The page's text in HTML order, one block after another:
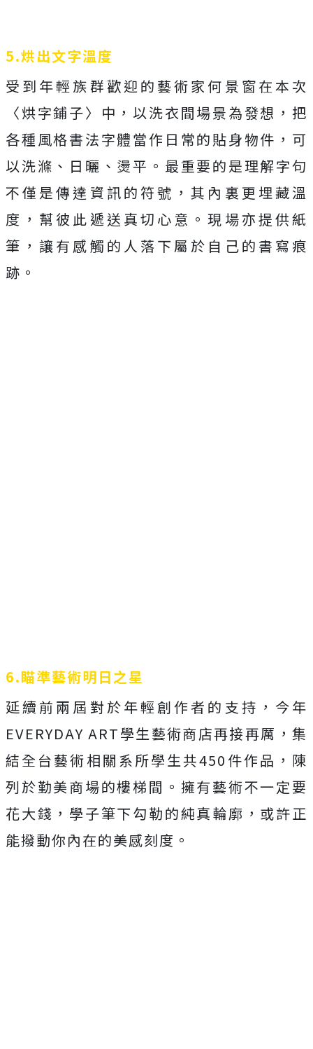
5.烘出文字溫度
受到年輕族群歡迎的藝術家何景窗在本次
〈烘字鋪子〉中，以洗衣間場景為發想，把
各種風格書法字體當作日常的貼身物件，可
以洗滌、日曬、燙平。最重要的是理解字句
不僅是傳達資訊的符號，其內裏更埋藏溫
度，幫彼此遞送真切心意。現場亦提供紙
筆，讓有感觸的人落下屬於自己的書寫痕
跡。
6.瞄準藝術明日之星
延續前兩屆對於年輕創作者的支持，今年
EVERYDAY ART學生藝術商店再接再厲，集
結全台藝術相關系所學生共450件作品，陳
列於勤美商場的樓梯間。擁有藝術不一定要
花大錢，學子筆下勾勒的純真輪廓，或許正
能撥動你內在的美感刻度。